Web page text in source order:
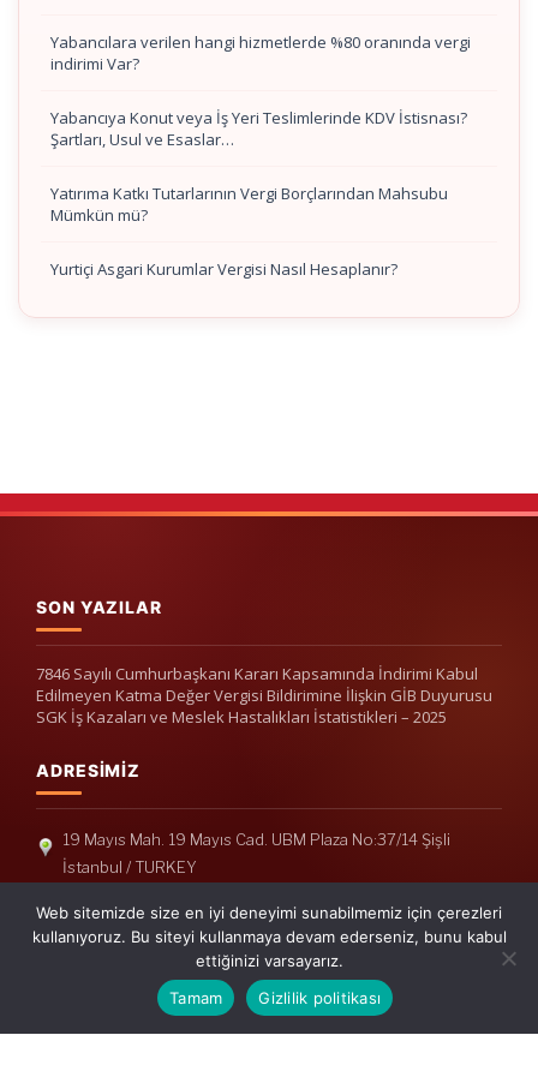
Yabancılara verilen hangi hizmetlerde %80 oranında vergi
indirimi Var?
Yabancıya Konut veya İş Yeri Teslimlerinde KDV İstisnası?
Şartları, Usul ve Esaslar…
Yatırıma Katkı Tutarlarının Vergi Borçlarından Mahsubu
Mümkün mü?
Yurtiçi Asgari Kurumlar Vergisi Nasıl Hesaplanır?
SON YAZILAR
7846 Sayılı Cumhurbaşkanı Kararı Kapsamında İndirimi Kabul
Edilmeyen Katma Değer Vergisi Bildirimine İlişkin GİB Duyurusu
SGK İş Kazaları ve Meslek Hastalıkları İstatistikleri – 2025
ADRESIMIZ
19 Mayıs Mah. 19 Mayıs Cad. UBM Plaza No:37/14 Şişli
İstanbul / TURKEY
Telefon: +90(212) 240 33 39
Telefon: +90(212) 248 19 36
info@erisymm.com
Web sitemizde size en iyi deneyimi sunabilmemiz için çerezleri
kullanıyoruz. Bu siteyi kullanmaya devam ederseniz, bunu kabul
ettiğinizi varsayarız.
Tamam
Gizlilik politikası